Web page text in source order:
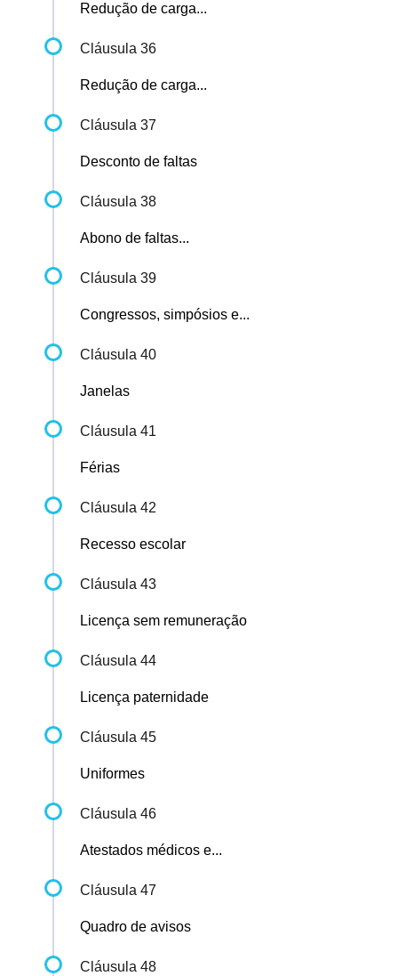
Redução de carga...
Cláusula 36
Redução de carga...
Cláusula 37
Desconto de faltas
Cláusula 38
Abono de faltas...
Cláusula 39
Congressos, simpósios e...
Cláusula 40
Janelas
Cláusula 41
Férias
Cláusula 42
Recesso escolar
Cláusula 43
Licença sem remuneração
Cláusula 44
Licença paternidade
Cláusula 45
Uniformes
Cláusula 46
Atestados médicos e...
Cláusula 47
Quadro de avisos
Cláusula 48